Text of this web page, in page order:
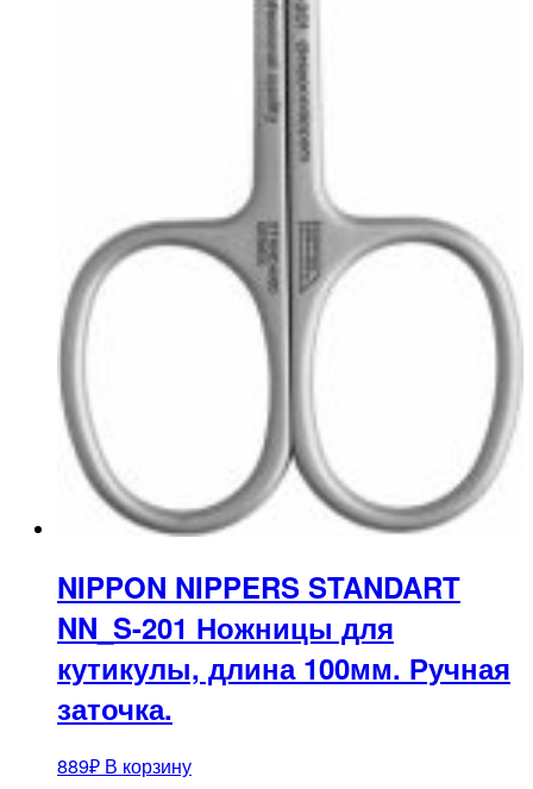
NIPPON NIPPERS STANDART
NN_S-201 Ножницы для
кутикулы, длина 100мм. Ручная
заточка.
889₽ В корзину